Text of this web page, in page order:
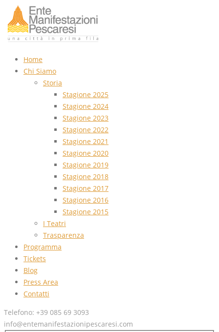
Home
Chi Siamo
Storia
Stagione 2025
Stagione 2024
Stagione 2023
Stagione 2022
Stagione 2021
Stagione 2020
Stagione 2019
Stagione 2018
Stagione 2017
Stagione 2016
Stagione 2015
I Teatri
Trasparenza
Programma
Tickets
Blog
Press Area
Contatti
Telefono: +39 085 69 3093
info@entemanifestazionipescaresi.com